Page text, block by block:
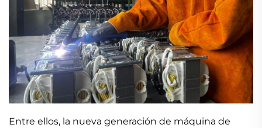
Entre ellos, la nueva generación de máquina de